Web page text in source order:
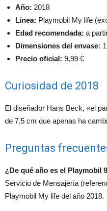
Año: 2018
Línea: Playmobil My life
Edad recomendada: a
Dimensiones del envase:
Precio oficial: 9,99 €
Curiosidad de 2018
El diseñador Hans Beck, «el
de 7,5 cm que apenas ha
Preguntas
¿De qué año es el Playmobil
Servicio de Mensajería
Playmobil My life del año 2018.